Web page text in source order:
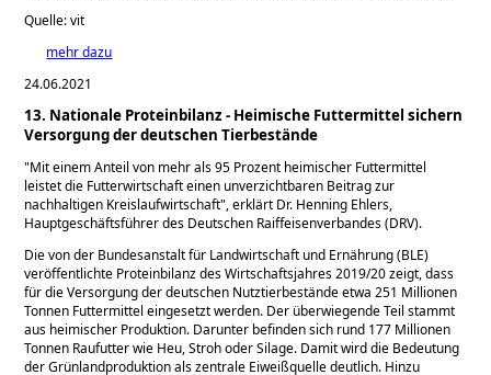
Quelle: vit
mehr dazu
24.06.2021
13. Nationale Proteinbilanz - Heimische Futtermittel sichern
Versorgung der deutschen Tierbestände
Mit einem Anteil von mehr als 95 Prozent heimischer Futtermittel
leistet die Futterwirtschaft einen unverzichtbaren Beitrag zur
nachhaltigen Kreislaufwirtschaft , erklärt Dr. Henning Ehlers,
Hauptgeschäftsführer des Deutschen Raiffeisenverbandes (DRV).
Die von der Bundesanstalt für Landwirtschaft und Ernährung (BLE)
veröffentlichte Proteinbilanz des Wirtschaftsjahres 2019/20 zeigt, dass
für die Versorgung der deutschen Nutztierbestände etwa 251 Millionen
Tonnen Futtermittel eingesetzt werden. Der überwiegende Teil stammt
aus heimischer Produktion. Darunter befinden sich rund 177 Millionen
Tonnen Raufutter wie Heu, Stroh oder Silage. Damit wird die Bedeutung
der Grünlandproduktion als zentrale Eiweißquelle deutlich. Hinzu